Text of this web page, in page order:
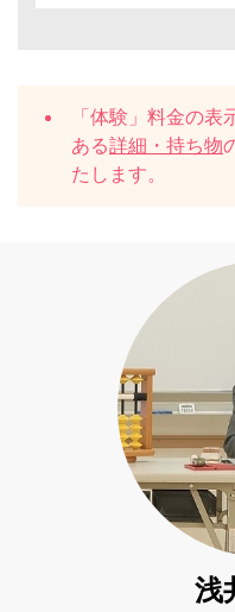
「体験」料金の表
ある詳細・持ち物
たします。
浅